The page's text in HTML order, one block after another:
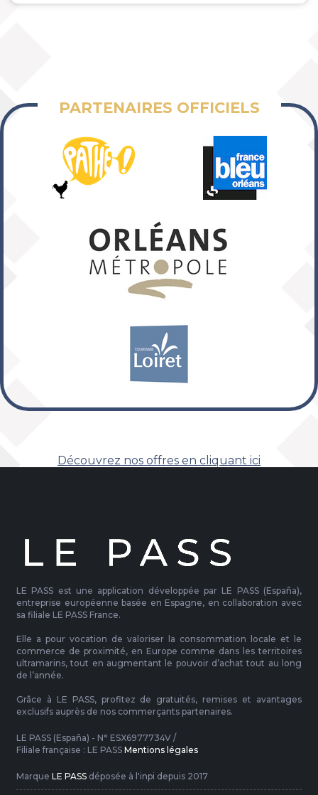
PARTENAIRES OFFICIELS
Découvrez nos offres en cliquant ici
LE PASS est une application développée par LE PASS (España),
entreprise européenne basée en Espagne, en collaboration avec
sa filiale LE PASS France.
Elle a pour vocation de valoriser la consommation locale et le
commerce de proximité, en Europe comme dans les territoires
ultramarins, tout en augmentant le pouvoir d’achat tout au long
de l’année.
Grâce à LE PASS, profitez de gratuités, remises et avantages
exclusifs auprès de nos commerçants partenaires.
LE PASS (España) - N° ESX6977734V /
Filiale française : LE PASS Mentions légales
Marque LE PASSdéposée à l'inpi depuis 2017